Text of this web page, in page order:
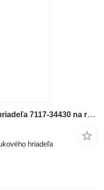
Ozubené koleso kľukového hriadeľa 7117-34430 na rýpadla Volvo EC240 LC
hriadeľa